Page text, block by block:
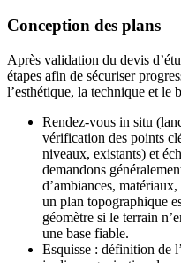
Conception des plans
Après validation du devis
étapes afin de sécuriser
l’esthétique, la technique et le
Rendez-vous in situ
vérification des points
niveaux, existants) et
demandons
d’ambiances,
un plan topographique
géomètre si le terrain
une base fiable.
Esquisse : définition de